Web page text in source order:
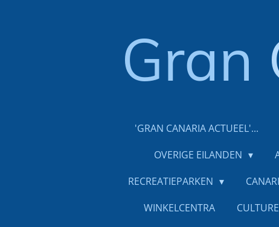
Gran
'GRAN CANARIA ACTUEEL'...
OVERIGE EILANDEN
RECREATIEPARKEN
WINKELCENTRA